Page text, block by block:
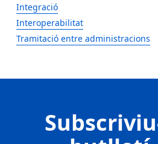
Integració
Interoperabilitat
Tramitació entre administracions